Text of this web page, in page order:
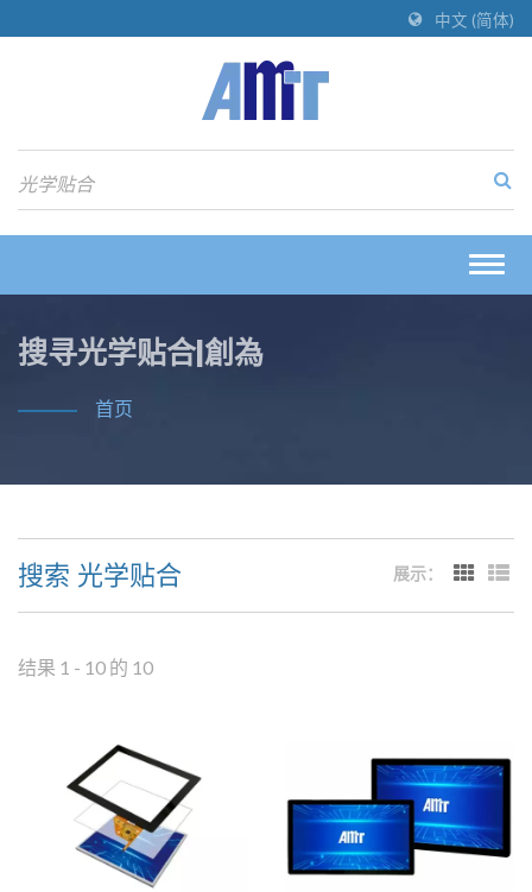
中文 (简体)
搜寻光学贴合|創為
首页
搜索 光学贴合 展示：
结果 1 - 10 的 10